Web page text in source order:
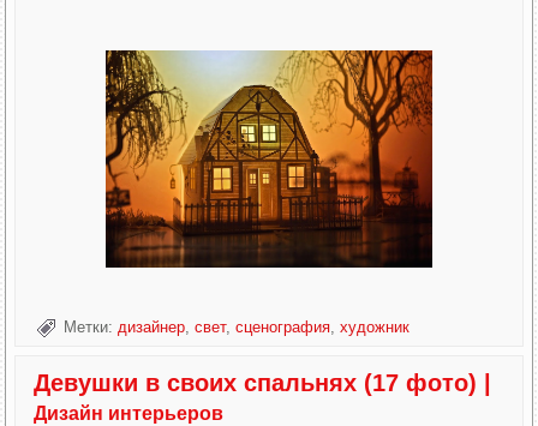
Метки: дизайнер ,свет,сценография ,художник
Девушки в своих спальнях (17 фото)
Дизайн интерьеров